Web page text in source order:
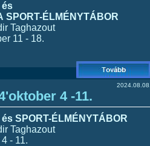
és
SPORT-ÉLMÉNYTÁBOR
Taghazout
11 - 18.
2024.08.08.
4 -11.
SPORT-ÉLMÉNYTÁBOR
Taghazout
- 11.